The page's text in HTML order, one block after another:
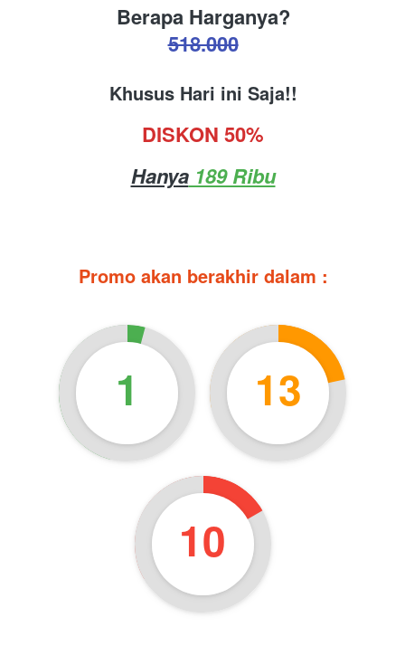
Berapa Harganya?
518.000
Khusus Hari ini Saja!!
DISKON 50%
Hanya 189 Ribu
Promo akan berakhir dalam :
1 13
9